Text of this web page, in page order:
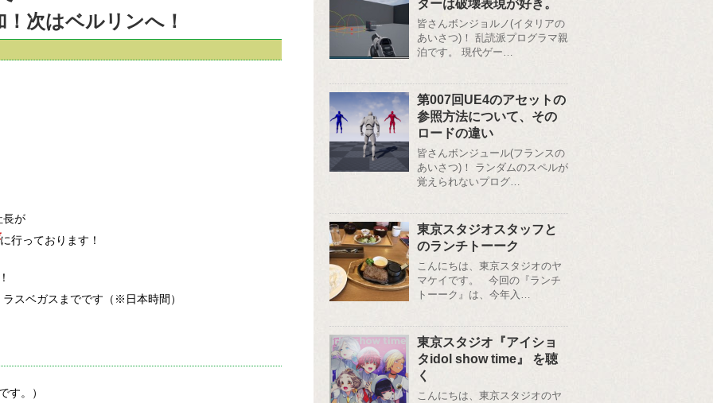
次はベルリンへ！
長が
に行っております！
スベガスまでです（※日本時間）
す。）
ターは破壊表現が好き。
皆さんボンジョルノ(イタリアの
あいさつ)！ 乱読派プログラマ親
泊です。 現代ゲー…
第007回UE4のアセットの
参照方法について、その
ロードの違い
皆さんボンジュール(フランスの
あいさつ)！ ランダムのスペルが
覚えられないプログ…
東京スタジオスタッフと
のランチトーーク
こんにちは、東京スタジオのヤ
マケイです。 今回の『ランチ
トーーク』は、今年入…
東京スタジオ『アイショ
タidol show time』 を聴
く
こんにちは、東京スタジオのヤ